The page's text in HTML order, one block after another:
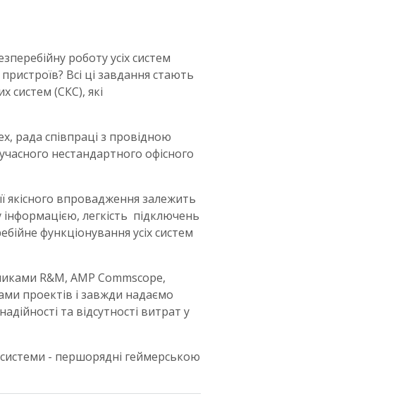
роботу усіх систем
Всі ці завдання стають
систем (СКС), які
рада співпраці з провідною
нестандартного офісного
якісного впровадження залежить
інформацією, легкість підключень
функціонування усіх систем
R&M, AMP Commscope,
проектів і завжди надаємо
та відсутності витрат у
системи - першорядні геймерською